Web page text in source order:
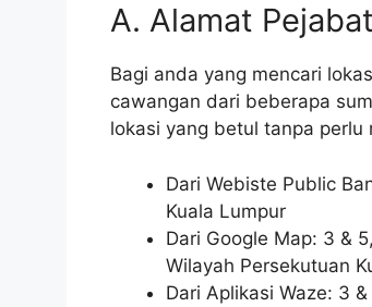
A. Alamat
Bagi anda yang mencari
cawangan dari beberapa
lokasi yang betul tanpa perlu
Dari Webiste Public
Kuala Lumpur
Dari Google Map: 3 &
Wilayah Persekutuan
Dari Aplikasi Waze: 3